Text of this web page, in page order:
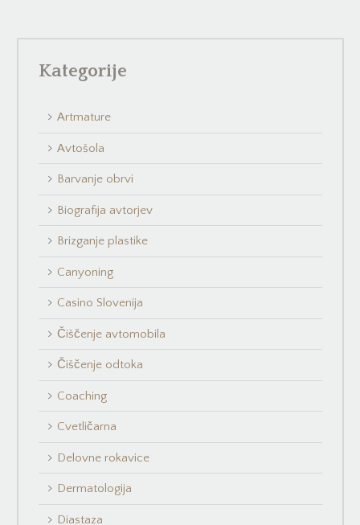
Kategorije
Artmature
Avtošola
Barvanje obrvi
Biografija avtorjev
Brizganje plastike
Canyoning
Casino Slovenija
Čiščenje avtomobila
Čiščenje odtoka
Coaching
Cvetličarna
Delovne rokavice
Dermatologija
Diastaza